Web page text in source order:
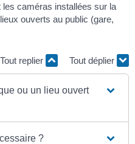
caméras installées sur la
ouverts au public (gare,
Tout replier Tout déplier
ou un lieu ouvert
?